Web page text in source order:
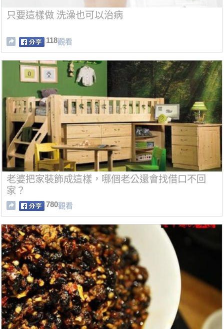
只要這樣做 洗澡也可以治病
118觀看
老婆把家裝飾成這樣，哪個老公還會找借口不回
家？
780觀看